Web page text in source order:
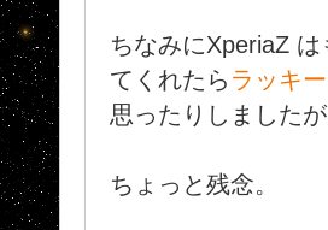
ちなみにXperiaZ
てくれたら ラッキ
思ったりしました
ちょっと残念。